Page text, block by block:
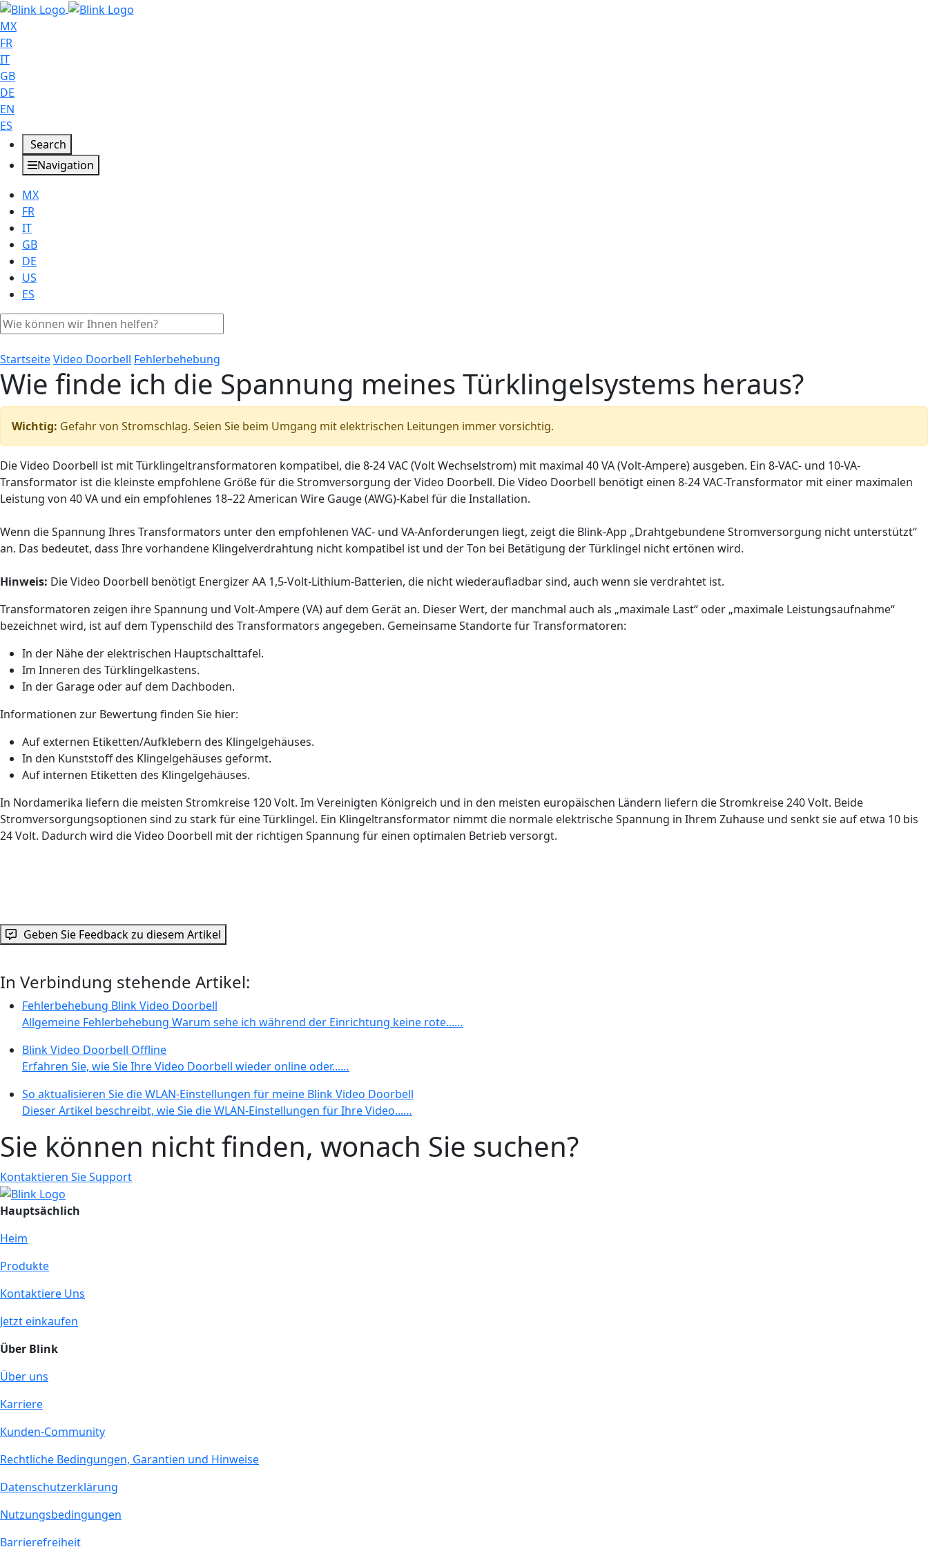
MX
FR
IT
GB
DE
EN
ES
Search
Navigation
MX
FR
IT
GB
DE
US
ES
StartseiteVideo Doorbell Fehlerbehebung
Wie finde ich die Spannung meines Türklingelsystems heraus?
Wichtig: Gefahr von Stromschlag. Seien Sie beim Umgang mit elektrischen Leitungen immer vorsichtig.
Die Video Doorbell ist mit Türklingeltransformatoren kompatibel, die 8-24 VAC (Volt Wechselstrom) mit maximal 40 VA (Volt-Ampere) ausgeben. Ein 8-VAC- und 10-VA-
Transformator ist die kleinste empfohlene Größe für die Stromversorgung der Video Doorbell. Die Video Doorbell benötigt einen 8-24 VAC-Transformator mit einer maximalen
Leistung von 40 VA und ein empfohlenes 18–22 American Wire Gauge (AWG)-Kabel für die Installation.
Wenn die Spannung Ihres Transformators unter den empfohlenen VAC- und VA-Anforderungen liegt, zeigt die Blink-App „Drahtgebundene Stromversorgung nicht unterstützt“
an. Das bedeutet, dass Ihre vorhandene Klingelverdrahtung nicht kompatibel ist und der Ton bei Betätigung der Türklingel nicht ertönen wird.
Hinweis: Die Video Doorbell benötigt Energizer AA 1,5-Volt-Lithium-Batterien, die nicht wiederaufladbar sind, auch wenn sie verdrahtet ist.
Transformatoren zeigen ihre Spannung und Volt-Ampere (VA) auf dem Gerät an. Dieser Wert, der manchmal auch als „maximale Last“ oder „maximale Leistungsaufnahme“
bezeichnet wird, ist auf dem Typenschild des Transformators angegeben. Gemeinsame Standorte für Transformatoren:
In der Nähe der elektrischen Hauptschalttafel.
Im Inneren des Türklingelkastens.
In der Garage oder auf dem Dachboden.
Informationen zur Bewertung finden Sie hier:
Auf externen Etiketten/Aufklebern des Klingelgehäuses.
In den Kunststoff des Klingelgehäuses geformt.
Auf internen Etiketten des Klingelgehäuses.
In Nordamerika liefern die meisten Stromkreise 120 Volt. Im Vereinigten Königreich und in den meisten europäischen Ländern liefern die Stromkreise 240 Volt. Beide
Stromversorgungsoptionen sind zu stark für eine Türklingel. Ein Klingeltransformator nimmt die normale elektrische Spannung in Ihrem Zuhause und senkt sie auf etwa 10 bis
24 Volt. Dadurch wird die Video Doorbell mit der richtigen Spannung für einen optimalen Betrieb versorgt.
Geben Sie Feedback zu diesem Artikel
In Verbindung stehende Artikel:
Fehlerbehebung Blink Video Doorbell
Allgemeine Fehlerbehebung Warum sehe ich während der Einrichtung keine rote...…
Blink Video Doorbell Offline
Erfahren Sie, wie Sie Ihre Video Doorbell wieder online oder...…
So aktualisieren Sie die WLAN-Einstellungen für meine Blink Video Doorbell
Dieser Artikel beschreibt, wie Sie die WLAN-Einstellungen für Ihre Video...…
Sie können nicht finden, wonach Sie suchen?
Kontaktieren Sie Support
Hauptsächlich
Heim
Produkte
Kontaktiere Uns
Jetzt einkaufen
Über Blink
Über uns
Karriere
Kunden-Community
Rechtliche Bedingungen, Garantien und Hinweise
Datenschutzerklärung
Nutzungsbedingungen
Barrierefreiheit